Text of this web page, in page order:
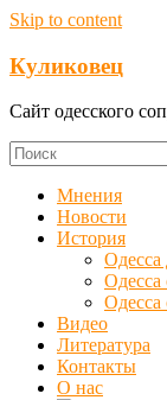
Skip to content
Куликовец
Сайт одесского
Мнения
Новости
История
Одесса
Одесса
Видео
Литература
Контакты
О нас